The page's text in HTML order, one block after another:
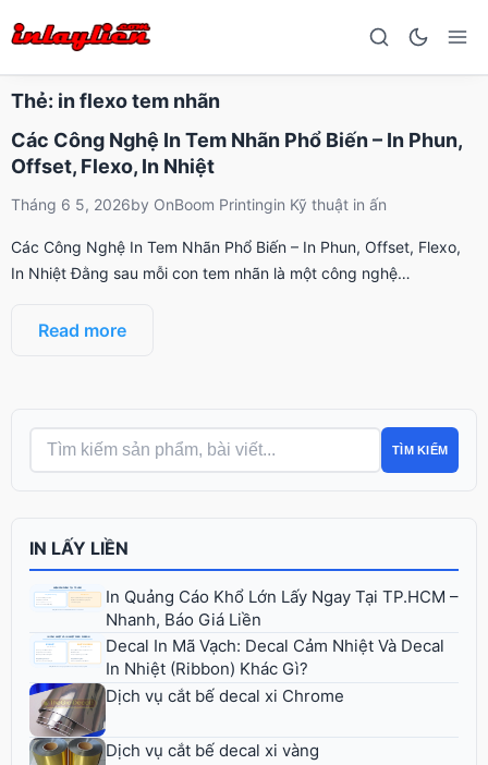
Thẻ: in flexo tem nhãn
Các Công Nghệ In Tem Nhãn Phổ Biến – In Phun,
Offset, Flexo, In Nhiệt
Tháng 6 5, 2026by OnBoom Printingin Kỹ thuật in ấn
Các Công Nghệ In Tem Nhãn Phổ Biến – In Phun, Offset, Flexo,
In Nhiệt Đằng sau mỗi con tem nhãn là một công nghệ…
Read more
TÌM KIẾM
IN LẤY LIỀN
In Quảng Cáo Khổ Lớn Lấy Ngay Tại TP.HCM –
Nhanh, Báo Giá Liền
Decal In Mã Vạch: Decal Cảm Nhiệt Và Decal
In Nhiệt (Ribbon) Khác Gì?
Dịch vụ cắt bế decal xi Chrome
Dịch vụ cắt bế decal xi vàng